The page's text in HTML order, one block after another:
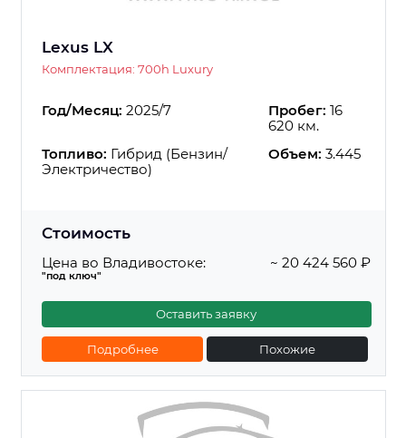
Lexus LX
Комплектация: 700h Luxury
Год/Месяц: 2025/7 Пробег: 16
620 км.
Топливо: Гибрид (Бензин/
Электричество)
Объем: 3.445
Стоимость
Цена во Владивостоке:
"под ключ"
~ 20 424 560 ₽
Оставить заявку
Подробнее Похожие